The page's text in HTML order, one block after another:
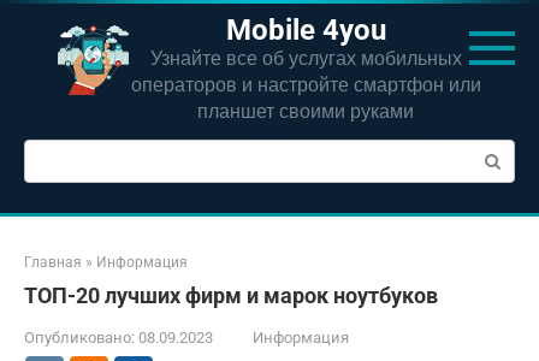
Перейти
контенту
Mobile 4you
Узнайте все об услугах мобильных
операторов и настройте смартфон или
планшет своими руками
Поиск:
Главная » Информация
ТОП-20 лучших фирм и марок ноутбуков
Опубликовано: 08.09.2023 Информация